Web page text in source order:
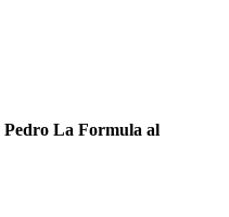
Pedro La Formula al